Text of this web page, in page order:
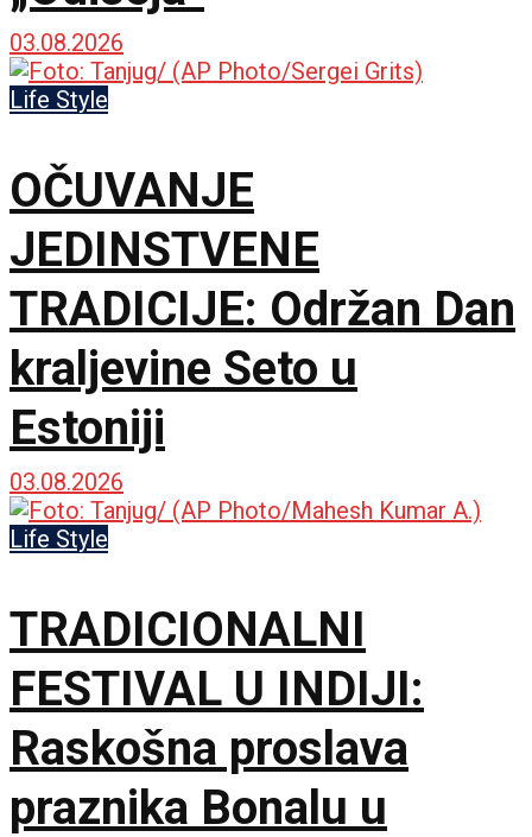
03.08.2026
Life Style
OČUVANJE
JEDINSTVENE
TRADICIJE: Održan Dan
kraljevine Seto u
Estoniji
03.08.2026
Life Style
TRADICIONALNI
FESTIVAL U INDIJI:
Raskošna proslava
praznika Bonalu u